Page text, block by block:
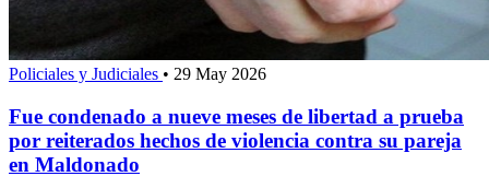
Policiales y Judiciales • 29 May 2026
Fue condenado a nueve meses de libertad a prueba
por reiterados hechos de violencia contra su pareja
en Maldonado